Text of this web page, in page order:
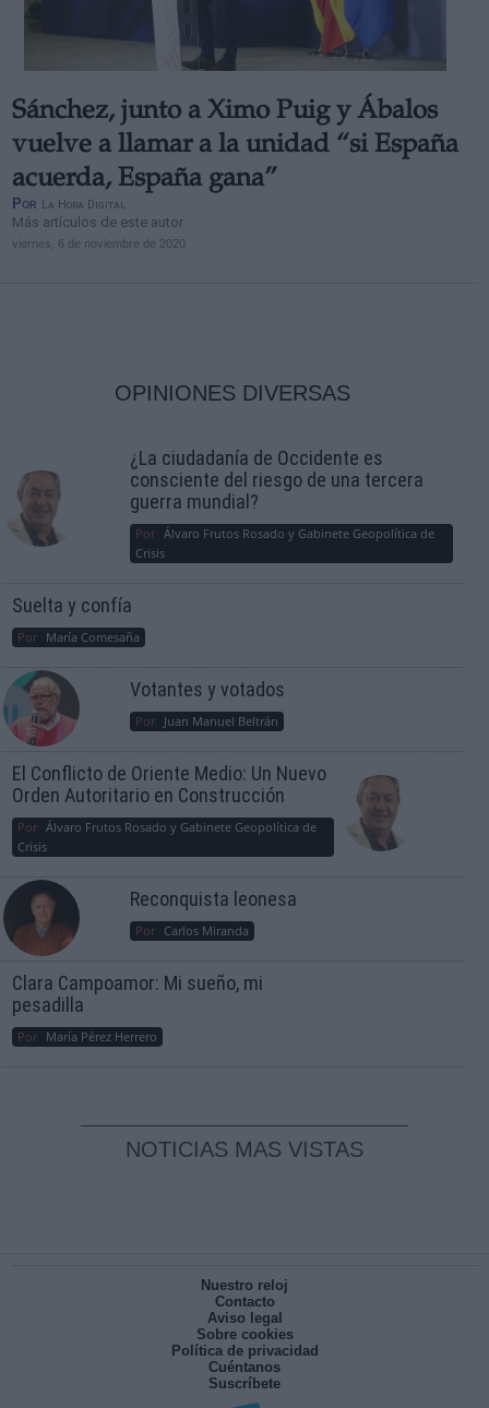
Sánchez, junto a Ximo Puig y Ábalos
vuelve a llamar a la unidad “si España
acuerda, España gana”
Por La Hora Digital
Más artículos de este autor
viernes, 6 de noviembre de 2020
OPINIONES DIVERSAS
¿La ciudadanía de Occidente es
consciente del riesgo de una tercera
guerra mundial?
Por Álvaro Frutos Rosado y Gabinete Geopolítica de
Crisis
Suelta y confía
Por María Comesaña
Votantes y votados
Por Juan Manuel Beltrán
El Conflicto de Oriente Medio: Un Nuevo
Orden Autoritario en Construcción
Por Álvaro Frutos Rosado y Gabinete Geopolítica de
Crisis
Reconquista leonesa
Por Carlos Miranda
Clara Campoamor: Mi sueño, mi
pesadilla
Por María Pérez Herrero
NOTICIAS MAS VISTAS
Nuestro reloj
Contacto
Aviso legal
Sobre cookies
Política de privacidad
Cuéntanos
Suscríbete